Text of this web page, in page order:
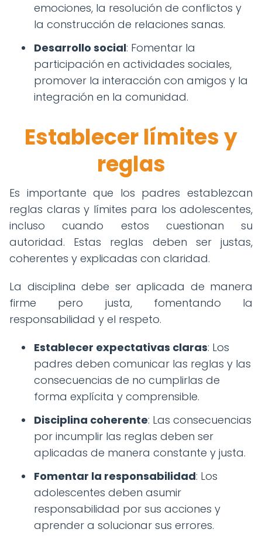
emociones, la resolución de conflictos y
la construcción de relaciones sanas.
Desarrollo social: Fomentar la
participación en actividades sociales,
promover la interacción con amigos y la
integración en la comunidad.
Establecer límites y
reglas
Es importante que los padres establezcan
reglas claras y límites para los adolescentes,
incluso cuando estos cuestionan su
autoridad. Estas reglas deben ser justas,
coherentes y explicadas con claridad.
La disciplina debe ser aplicada de manera
firme pero justa, fomentando la
responsabilidad y el respeto.
Establecer expectativas claras: Los
padres deben comunicar las reglas y las
consecuencias de no cumplirlas de
forma explícita y comprensible.
Disciplina coherente: Las consecuencias
por incumplir las reglas deben ser
aplicadas de manera constante y justa.
Fomentar la responsabilidad: Los
adolescentes deben asumir
responsabilidad por sus acciones y
aprender a solucionar sus errores.